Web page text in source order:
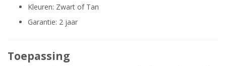
Kleuren: Zwart of Tan
Garantie: 2 jaar
Toepassing